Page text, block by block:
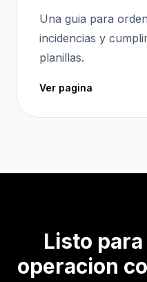
Una guia para
incidencias y
planillas.
Ver pagina
Listo
operacion